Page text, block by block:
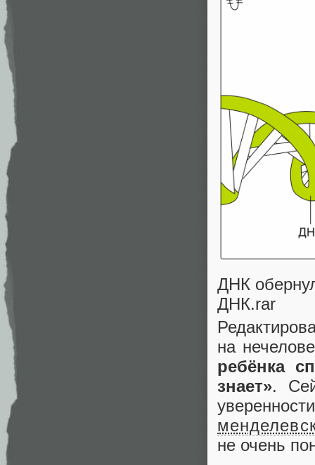
ДНК
ДНК.rar
на
ребёнка
знает».
не очень